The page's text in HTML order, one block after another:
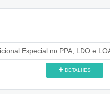
Especial no PPA, LDO e
DETALHES